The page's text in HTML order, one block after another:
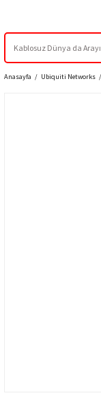
Anasayfa Ubiquiti Networks